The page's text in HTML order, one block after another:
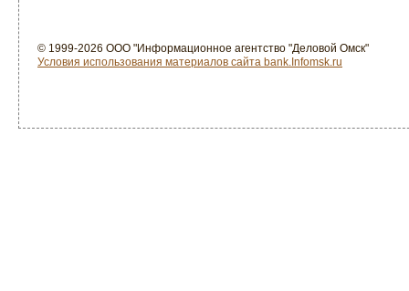
© 1999-2026 ООО "Информационное агентство "Деловой Омск"
Условия использования материалов сайта bank.Infomsk.ru